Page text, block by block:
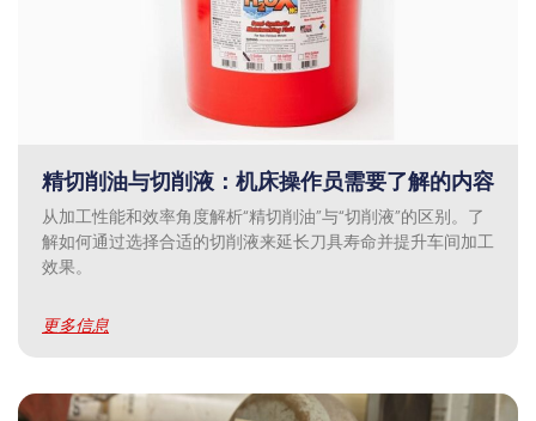
精切削油与切削液：机床操作员需要了解的内容
从加工性能和效率角度解析“精切削油”与“切削液”的区别。了
解如何通过选择合适的切削液来延长刀具寿命并提升车间加工
效果。
更多信息